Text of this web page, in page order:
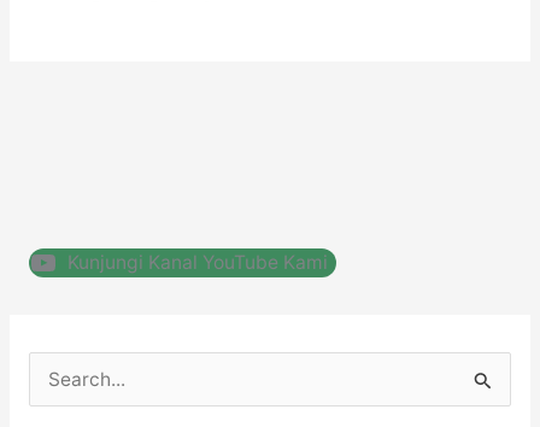
Kunjungi Kanal YouTube Kami
a